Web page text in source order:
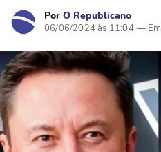
Por O Republicano
06/06/2024 às 11:04